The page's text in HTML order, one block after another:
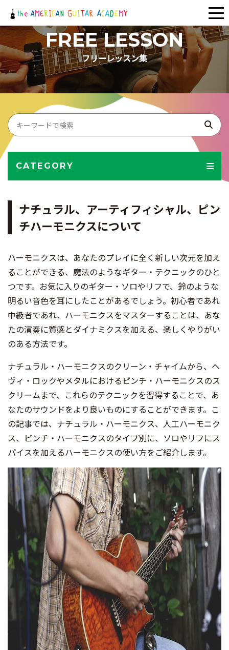
FREE LESSON
フリーレッスン集
CATEGORY
ナチュラル、アーティフィシャル、ピン
チハーモニクスについて
ハーモニクスは、あなたのプレイに全く新しい次元を加え
ることができる、魔法のようなギター・テクニックのひと
つです。お気に入りのギター・ソロやリフで、鈴のような
明るい音色を耳にしたことがあるでしょう。初心者であれ
中級者であれ、ハーモニクスをマスターすることは、あな
たの演奏に質感とダイナミクスを加える、楽しくやりがい
のある方法です。
ナチュラル・ハーモニクスのクリーン・チャイムから、ヘ
ヴィ・ロックやメタルにおけるピンチ・ハーモニクスのス
クリームまで、これらのテクニックを習得することで、あ
なたのサウンドをより良いものにすることができます。こ
の記事では、ナチュラル・ハーモニクス、人工ハーモニク
ス、ピンチ・ハーモニクスのタイプ別に、ソロやリフにス
パイスを加えるハーモニクスの使い方をご紹介します。
メ
ニ
ュ
ー